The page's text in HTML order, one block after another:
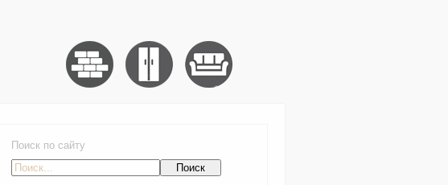
Поиск по сайту